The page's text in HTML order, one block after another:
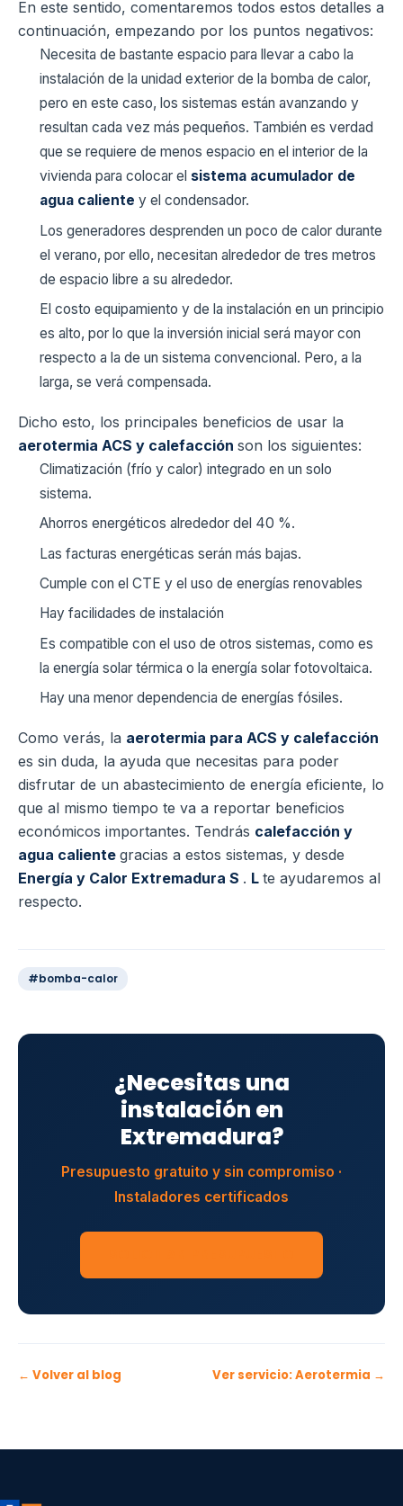
En este sentido, comentaremos todos estos detalles a
continuación, empezando por los puntos negativos:
Necesita de bastante espacio para llevar a cabo la
instalación de la unidad exterior de la bomba de calor,
pero en este caso, los sistemas están avanzando y
resultan cada vez más pequeños. También es verdad
que se requiere de menos espacio en el interior de la
vivienda para colocar el sistema acumulador de
agua caliente y el condensador.
Los generadores desprenden un poco de calor durante
el verano, por ello, necesitan alrededor de tres metros
de espacio libre a su alrededor.
El costo equipamiento y de la instalación en un principio
es alto, por lo que la inversión inicial será mayor con
respecto a la de un sistema convencional. Pero, a la
larga, se verá compensada.
Dicho esto, los principales beneficios de usar la
aerotermia ACS y calefacción son los siguientes:
Climatización (frío y calor) integrado en un solo
sistema.
Ahorros energéticos alrededor del 40 %.
Las facturas energéticas serán más bajas.
Cumple con el CTE y el uso de energías renovables
Hay facilidades de instalación
Es compatible con el uso de otros sistemas, como es
la energía solar térmica o la energía solar fotovoltaica.
Hay una menor dependencia de energías fósiles.
Como verás, la aerotermia para ACS y calefacción
es sin duda, la ayuda que necesitas para poder
disfrutar de un abastecimiento de energía eficiente, lo
que al mismo tiempo te va a reportar beneficios
económicos importantes. Tendrás calefacción y
agua caliente gracias a estos sistemas, y desde
Energía y Calor Extremadura S . L te ayudaremos al
respecto.
#bomba-calor
¿Necesitas una
instalación en
Extremadura?
Presupuesto gratuito y sin compromiso ·
Instaladores certificados
← Volver al blog Ver servicio: Aerotermia →